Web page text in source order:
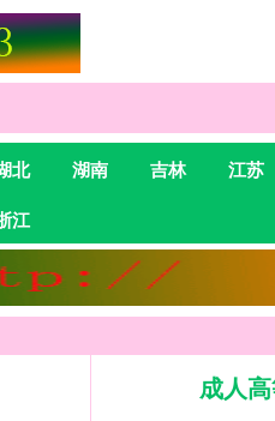
北 湖南 吉林 江苏
江
成人